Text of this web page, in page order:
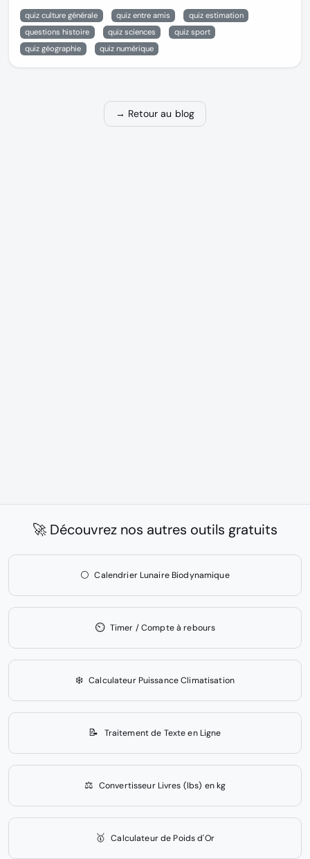
quiz culture générale quiz entre amis
quiz estimation
questions histoire
quiz sciences
quiz sport
quiz géographie
quiz numérique
→ Retour au blog
🚀 Découvrez nos autres outils gratuits
🌕 Calendrier Lunaire Biodynamique
⏲️ Timer / Compte à rebours
❄️ Calculateur Puissance Climatisation
📝 Traitement de Texte en Ligne
⚖️ Convertisseur Livres (lbs) en kg
🥇 Calculateur de Poids d'Or